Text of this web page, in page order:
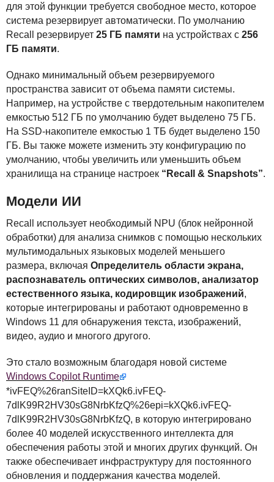
для этой функции требуется свободное место, которое
система резервирует автоматически. По умолчанию
Recall резервирует 25 ГБ памяти на устройствах с 256
ГБ памяти.
Однако минимальный объем резервируемого
пространства зависит от объема памяти системы.
Например, на устройстве с твердотельным накопителем
емкостью 512 ГБ по умолчанию будет выделено 75 ГБ.
На SSD-накопителе емкостью 1 ТБ будет выделено 150
ГБ. Вы также можете изменить эту конфигурацию по
умолчанию, чтобы увеличить или уменьшить объем
хранилища на странице настроек “Recall & Snapshots”.
Модели ИИ
Recall использует необходимый NPU (блок нейронной
обработки) для анализа снимков с помощью нескольких
мультимодальных языковых моделей меньшего
размера, включая Определитель области экрана,
распознаватель оптических символов, анализатор
естественного языка, кодировщик изображений,
которые интегрированы и работают одновременно в
Windows 11 для обнаружения текста, изображений,
видео, аудио и многого другого.
Это стало возможным благодаря новой системе
Windows Copilot Runtime
*ivFEQ%26ranSiteID=kXQk6.ivFEQ-
7dlK99R2HV30sG8NrbKfzQ%26epi=kXQk6.ivFEQ-
7dlK99R2HV30sG8NrbKfzQ, в которую интегрировано
более 40 моделей искусственного интеллекта для
обеспечения работы этой и многих других функций. Он
также обеспечивает инфраструктуру для постоянного
обновления и поддержания качества моделей.